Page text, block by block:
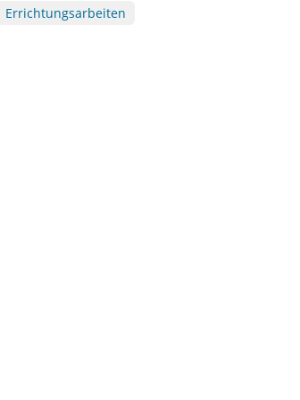
Errichtungsarbeiten